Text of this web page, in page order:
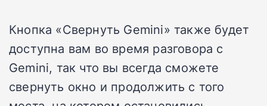
Кнопка «Свернуть Gemini» также будет
доступна вам во время разговора с
Gemini, так что вы всегда сможете
свернуть окно и продолжить с того